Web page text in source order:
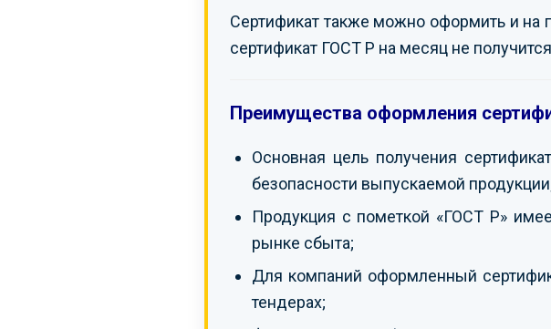
Сертификат также можно оформить и на
сертификат ГОСТ Р на месяц не
Преимущества оформления
Основная цель получения
безопасности выпускаемой
Продукция с пометкой «ГОСТ Р»
рынке сбыта;
Для компаний оформленный
тендерах;